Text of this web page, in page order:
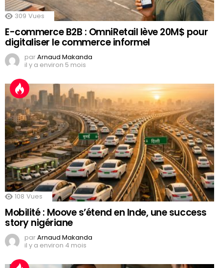
309 Vues
E-commerce B2B : OmniRetail lève 20M$ pour
digitaliser le commerce informel
parArnaud Makanda
il y a environ 5 mois
108 Vues
Mobilité : Moove s’étend en Inde, une success
story nigériane
parArnaud Makanda
il y a environ 4 mois